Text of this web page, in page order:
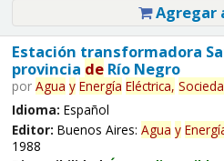
Agregar
Estación transformadora
provincia deRío Negro
por Agua y Energía Eléctrica,
Idioma: Español
Editor: Buenos Aires: Agua y
1988